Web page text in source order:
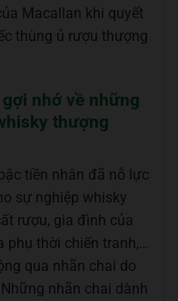
Macallan khi quyết
thùng ủ rượu thượng
nhớ về những
thượng
tiền nhân đã nỗ lực
sự nghiệp whisky
rượu, gia đình của
phụ thời chiến tranh,…
qua nhãn chai do
nhãn chai dành